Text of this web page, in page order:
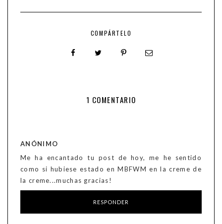
COMPÁRTELO
1 COMENTARIO
ANÓNIMO
Me ha encantado tu post de hoy, me he sentido
como si hubiese estado en MBFWM en la creme de
la creme...muchas gracias!
RESPONDER